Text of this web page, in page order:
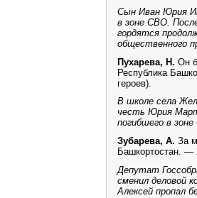
Сын Иван Юрия
в зоне СВО.
гордятся
общественного
Пухарева, Н. Он
Республика
героев).
В школе села
честь Юрия
погибшего в
Зубарева, А. За
Башкортостан.
Депутат
сменил деловой
Алексей пропал